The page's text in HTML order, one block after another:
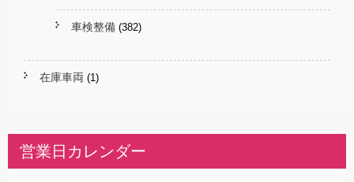
車検整備 (382)
在庫車両 (1)
営業日カレンダー